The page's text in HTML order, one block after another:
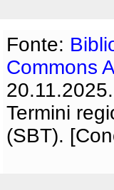
Fonte:
Commons
20.11.2025.
Termini
(SBT).